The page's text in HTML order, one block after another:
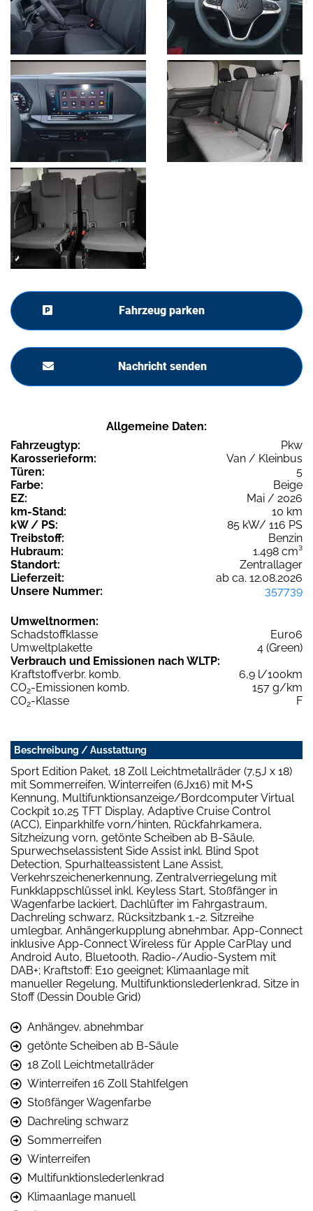
Fahrzeug parken
Nachricht senden
Allgemeine Daten:
Fahrzeugtyp:
Pkw
Karosserieform:
Van / Kleinbus
Türen:
5
Farbe:
Beige
EZ:
Mai / 2026
km-Stand:
10 km
kW / PS:
85 kW/ 116 PS
Treibstoff:
Benzin
Hubraum:
1.498 cm³
Standort:
Zentrallager
Lieferzeit:
ab ca. 12.08.2026
Unsere Nummer:
357739
Umweltnormen:
Schadstoffklasse
Euro6
Umweltplakette
4 (Green)
Verbrauch und Emissionen nach WLTP:
Kraftstoffverbr. komb.
6,9 l/100km
CO2-Emissionen komb.
157 g/km
CO2-Klasse F
Beschreibung / Ausstattung
Sport Edition Paket, 18 Zoll Leichtmetallräder (7,5J x 18)
mit Sommerreifen, Winterreifen (6Jx16) mit M+S
Kennung, Multifunktionsanzeige/Bordcomputer Virtual
Cockpit 10,25 TFT Display, Adaptive Cruise Control
(ACC), Einparkhilfe vorn/hinten, Rückfahrkamera,
Sitzheizung vorn, getönte Scheiben ab B-Säule,
Spurwechselassistent Side Assist inkl. Blind Spot
Detection, Spurhalteassistent Lane Assist,
Verkehrszeichenerkennung, Zentralverriegelung mit
Funkklappschlüssel inkl. Keyless Start, Stoßfänger in
Wagenfarbe lackiert, Dachlüfter im Fahrgastraum,
Dachreling schwarz, Rücksitzbank 1.-2. Sitzreihe
umlegbar, Anhängerkupplung abnehmbar, App-Connect
inklusive App-Connect Wireless für Apple CarPlay und
Android Auto, Bluetooth, Radio-/Audio-System mit
DAB+; Kraftstoff: E10 geeignet; Klimaanlage mit
manueller Regelung, Multifunktionslederlenkrad, Sitze in
Stoff (Dessin Double Grid)
Anhängev. abnehmbar
getönte Scheiben ab B-Säule
18 Zoll Leichtmetallräder
Winterreifen 16 Zoll Stahlfelgen
Stoßfänger Wagenfarbe
Dachreling schwarz
Sommerreifen
Winterreifen
Multifunktionslederlenkrad
Klimaanlage manuell